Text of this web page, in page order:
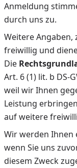
Anmeldung
durch uns zu.
Weitere Angaben,
freiwillig und
Die
Art. 6 (1) lit. b DS-
weil wir Ihnen
Leistung
auf weitere
Wir werden Ihnen
wenn Sie uns
diesem Zweck